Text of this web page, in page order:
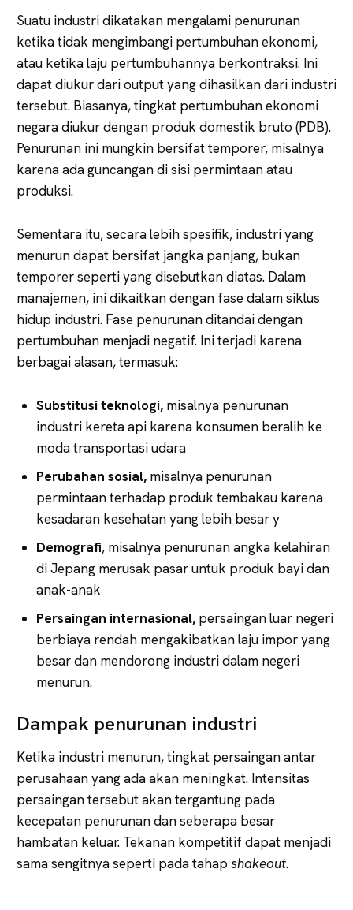
Suatu industri dikatakan mengalami penurunan
ketika tidak mengimbangi pertumbuhan ekonomi,
atau ketika laju pertumbuhannya berkontraksi. Ini
dapat diukur dari output yang dihasilkan dari industri
tersebut. Biasanya, tingkat pertumbuhan ekonomi
negara diukur dengan produk domestik bruto (PDB).
Penurunan ini mungkin bersifat temporer, misalnya
karena ada guncangan di sisi permintaan atau
produksi.
Sementara itu, secara lebih spesifik, industri yang
menurun dapat bersifat jangka panjang, bukan
temporer seperti yang disebutkan diatas. Dalam
manajemen, ini dikaitkan dengan fase dalam siklus
hidup industri. Fase penurunan ditandai dengan
pertumbuhan menjadi negatif. Ini terjadi karena
berbagai alasan, termasuk:
Substitusi teknologi, misalnya penurunan
industri kereta api karena konsumen beralih ke
moda transportasi udara
Perubahan sosial, misalnya penurunan
permintaan terhadap produk tembakau karena
kesadaran kesehatan yang lebih besar y
Demografi, misalnya penurunan angka kelahiran
di Jepang merusak pasar untuk produk bayi dan
anak-anak
Persaingan internasional, persaingan luar negeri
berbiaya rendah mengakibatkan laju impor yang
besar dan mendorong industri dalam negeri
menurun.
Dampak penurunan industri
Ketika industri menurun, tingkat persaingan antar
perusahaan yang ada akan meningkat. Intensitas
persaingan tersebut akan tergantung pada
kecepatan penurunan dan seberapa besar
hambatan keluar. Tekanan kompetitif dapat menjadi
sama sengitnya seperti pada tahapshakeout.